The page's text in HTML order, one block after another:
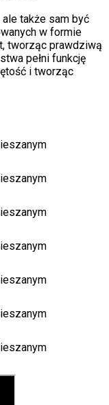
także sam być
w formie
tworząc prawdziwą
pełni funkcję
i tworząc